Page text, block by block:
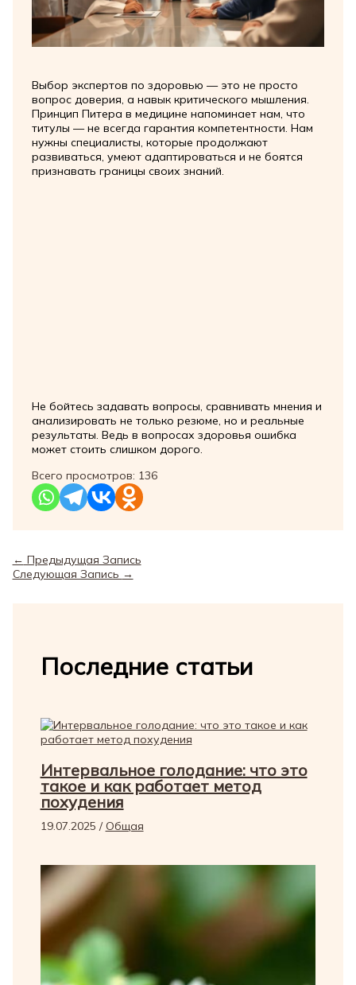
Выбор экспертов по здоровью — это не просто
вопрос доверия, а навык критического мышления.
Принцип Питера в медицине напоминает нам, что
титулы — не всегда гарантия компетентности. Нам
нужны специалисты, которые продолжают
развиваться, умеют адаптироваться и не боятся
признавать границы своих знаний.
Не бойтесь задавать вопросы, сравнивать мнения и
анализировать не только резюме, но и реальные
результаты. Ведь в вопросах здоровья ошибка
может стоить слишком дорого.
Всего просмотров: 136
← Предыдущая Запись
Следующая Запись →
Последние статьи
Интервальное голодание: что это
такое и как работает метод
похудения
19.07.2025 / Общая